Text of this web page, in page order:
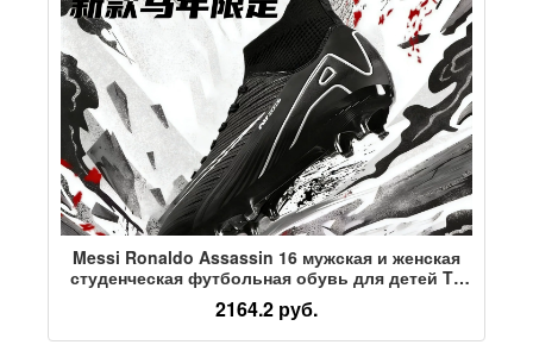
Messi Ronaldo Assassin 16 мужская и женская
студенческая футбольная обувь для детей TF
тренировка сломанных ногтей для взрослых
FG профессиональные соревнования по
длинным ногтям
2164.2 руб.